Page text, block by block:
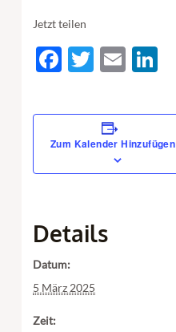
Jetzt teilen
Facebook
Twitter
Email
Zum Kalender Hinzufügen
Details
Datum:
5 März 2025
Zeit: